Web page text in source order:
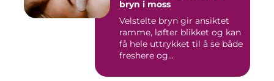
bryn i moss
Velstelte bryn gir ansiktet
ramme, løfter blikket og kan
få hele uttrykket til å se både
freshere og...